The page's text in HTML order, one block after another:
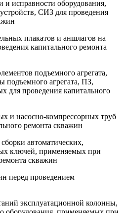
и исправности оборудования,
СИЗ для проведения
плакатов и аншлагов на
капитального ремонта
подъемного агрегата,
подъемного агрегата, ПЗ,
проведения капитального
и насосно-компрессорных труб
ремонта скважин
автоматических,
ключей, применяемых при
скважин
перед проведением
эксплуатационной колонны,